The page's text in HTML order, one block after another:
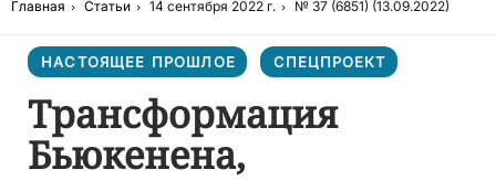
Главная Статьи 14 сентября 2022 г. № 37 (6851) (13.09.2022)
НАСТОЯЩЕЕ ПРОШЛОЕ СПЕЦПРОЕКТ
Трансформация
Бьюкенена,